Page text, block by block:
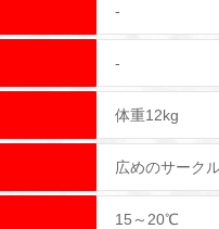
-
-
体重12kg
広めのサーク
15～20℃